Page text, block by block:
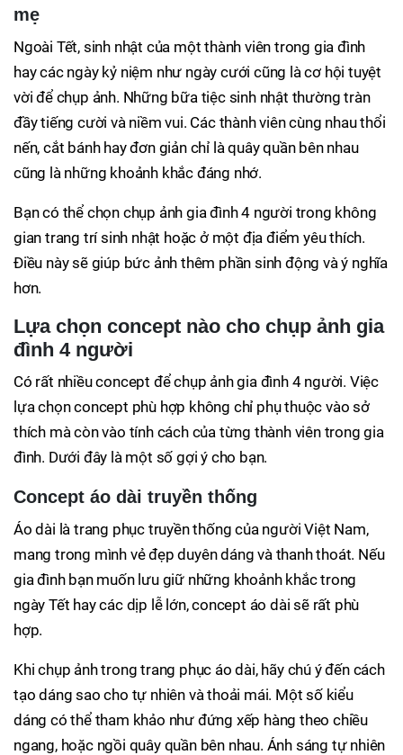
mẹ
Ngoài Tết, sinh nhật của một thành viên trong gia đình
hay các ngày kỷ niệm như ngày cưới cũng là cơ hội tuyệt
vời để chụp ảnh. Những bữa tiệc sinh nhật thường tràn
đầy tiếng cười và niềm vui. Các thành viên cùng nhau thổi
nến, cắt bánh hay đơn giản chỉ là quây quần bên nhau
cũng là những khoảnh khắc đáng nhớ.
Bạn có thể chọn chụp ảnh gia đình 4 người trong không
gian trang trí sinh nhật hoặc ở một địa điểm yêu thích.
Điều này sẽ giúp bức ảnh thêm phần sinh động và ý nghĩa
hơn.
Lựa chọn concept nào cho chụp ảnh gia
đình 4 người
Có rất nhiều concept để chụp ảnh gia đình 4 người. Việc
lựa chọn concept phù hợp không chỉ phụ thuộc vào sở
thích mà còn vào tính cách của từng thành viên trong gia
đình. Dưới đây là một số gợi ý cho bạn.
Concept áo dài truyền thống
Áo dài là trang phục truyền thống của người Việt Nam,
mang trong mình vẻ đẹp duyên dáng và thanh thoát. Nếu
gia đình bạn muốn lưu giữ những khoảnh khắc trong
ngày Tết hay các dịp lễ lớn, concept áo dài sẽ rất phù
hợp.
Khi chụp ảnh trong trang phục áo dài, hãy chú ý đến cách
tạo dáng sao cho tự nhiên và thoải mái. Một số kiểu
dáng có thể tham khảo như đứng xếp hàng theo chiều
ngang, hoặc ngồi quây quần bên nhau. Ánh sáng tự nhiên